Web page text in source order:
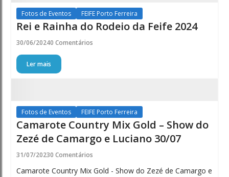
Fotos de Eventos FEIFE Porto Ferreira
Rei e Rainha do Rodeio da Feife 2024
30/06/20240 Comentários
Ler mais
Fotos de Eventos FEIFE Porto Ferreira
Camarote Country Mix Gold – Show do
Zezé de Camargo e Luciano 30/07
31/07/20230 Comentários
Camarote Country Mix Gold - Show do Zezé de Camargo e